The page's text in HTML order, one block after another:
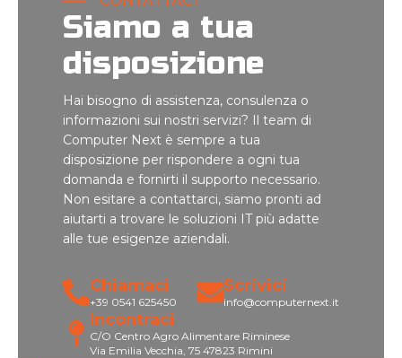
Siamo a tua
disposizione
Hai bisogno di assistenza, consulenza o
informazioni sui nostri servizi? Il team di
Computer Next è sempre a tua
disposizione per rispondere a ogni tua
domanda e fornirti il supporto necessario.
Non esitare a contattarci, siamo pronti ad
aiutarti a trovare le soluzioni IT più adatte
alle tue esigenze aziendali.
Chiamaci
+39 0541 625450
Scrivici
info@computernext.it
Incontraci
C/O Centro Agro Alimentare Riminese
Via Emilia Vecchia, 75 47823 Rimini